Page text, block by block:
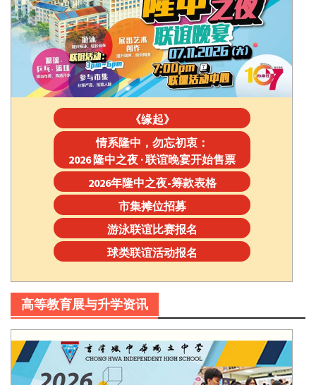
《缘起》
情系隆中，勿忘初衷：
2026 隆中之夜 · 联谊晚宴开始售票
2026年隆中之夜-筹款表格
市集摊位招募
游泳联谊比赛报名
球类联谊活动报名
高等教育展与升学资讯